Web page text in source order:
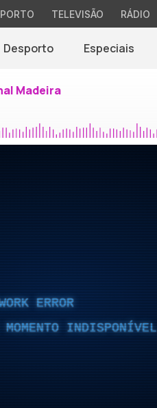
TELEVISÃO RÁDIO
Desporto Especiais
Madeira
ERROR
INDISPONÍVEL